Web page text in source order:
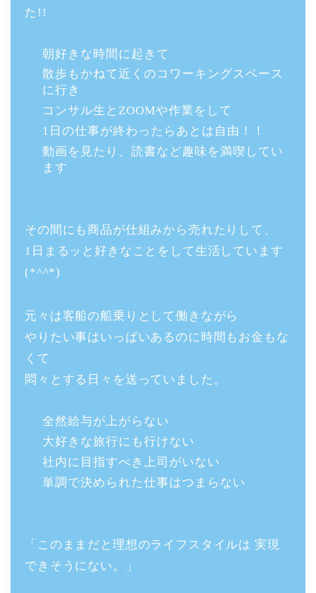
た!!
朝好きな時間に起きて
散歩もかねて近くのコワーキングスペース
に行き
コンサル生とZOOMや作業をして
1日の仕事が終わったらあとは自由！！
動画を見たり、読書など趣味を満喫してい
ます
その間にも商品が仕組みから売れたりして、
1日まるッと好きなことをして生活しています
(*^^*)
元々は客船の船乗りとして働きながら
やりたい事はいっぱいあるのに時間もお金もな
くて
悶々とする日々を送っていました。
全然給与が上がらない
大好きな旅行にも行けない
社内に目指すべき上司がいない
単調で決められた仕事はつまらない
「このままだと理想のライフスタイルは 実現
できそうにない。」